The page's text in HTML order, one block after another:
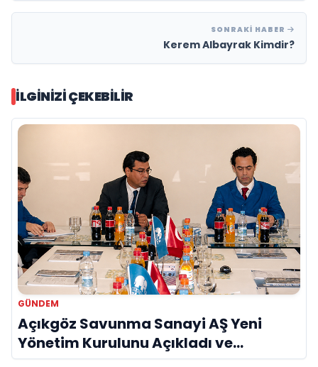
SONRAKI HABER
Kerem Albayrak Kimdir?
İLGINIZI ÇEKEBILIR
GÜNDEM
Açıkgöz Savunma Sanayi AŞ Yeni
Yönetim Kurulunu Açıkladı ve
Savunma Sanayinde Küresel Vizyon